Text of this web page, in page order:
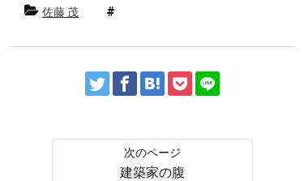
佐藤 茂
建築家の腹